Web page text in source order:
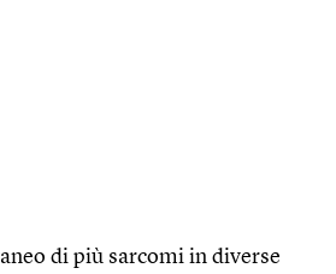
di più sarcomi in diverse